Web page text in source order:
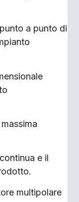
a punto di
e il
multipolare